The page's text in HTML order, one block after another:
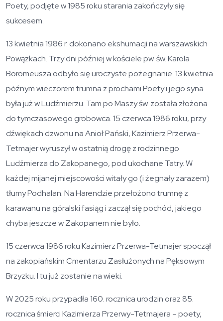
Poety, podjęte w 1985 roku starania zakończyły się
sukcesem.
13 kwietnia 1986 r. dokonano ekshumacji na warszawskich
Powązkach. Trzy dni później w kościele pw. św. Karola
Boromeusza odbyło się uroczyste pożegnanie. 13 kwietnia
późnym wieczorem trumna z prochami Poety i jego syna
była już w Ludźmierzu. Tam po Maszy św. została złożona
do tymczasowego grobowca. 15 czerwca 1986 roku, przy
dźwiękach dzwonu na Anioł Pański, Kazimierz Przerwa-
Tetmajer wyruszył w ostatnią drogę z rodzinnego
Ludźmierza do Zakopanego, pod ukochane Tatry. W
każdej mijanej miejscowości witały go (i żegnały zarazem)
tłumy Podhalan. Na Harendzie przełożono trumnę z
karawanu na góralski fasiąg i zaczął się pochód, jakiego
chyba jeszcze w Zakopanem nie było.
15 czerwca 1986 roku Kazimierz Przerwa-Tetmajer spoczął
na zakopiańskim Cmentarzu Zasłużonych na Pęksowym
Brzyzku. I tu już zostanie na wieki.
W 2025 roku przypadła 160. rocznica urodzin oraz 85.
rocznica śmierci Kazimierza Przerwy-Tetmajera – poety,